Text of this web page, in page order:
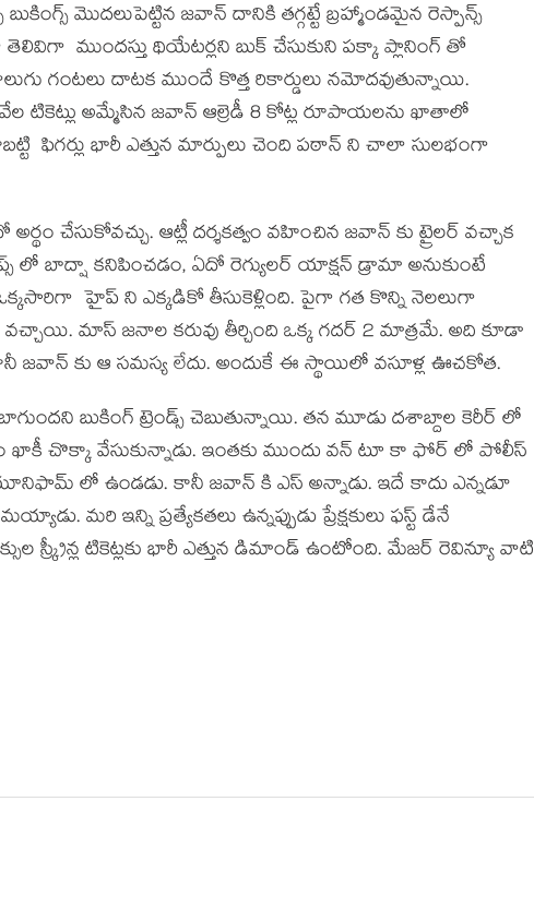
మొదలుపెట్టిన జవాన్ దానికి తగ్గట్టే బ్రహ్మాండమైన రెస్పాన్స్
ముందస్తు థియేటర్లని బుక్ చేసుకుని పక్కా ప్లానింగ్ తో
గంటలు దాటక ముందే కొత్త రికార్డులు నమోదవుతున్నాయి.
టికెట్లు అమ్మేసిన జవాన్ ఆల్రెడీ 8 కోట్ల రూపాయలను ఖాతాలో
ఫిగర్లు భారీ ఎత్తున మార్పులు చెంది పఠాన్ ని చాలా సులభంగా
చేసుకోవచ్చు. ఆట్లీ దర్శకత్వం వహించిన జవాన్ కు ట్రైలర్ వచ్చాక
కనిపించడం, ఏదో రెగ్యులర్ యాక్షన్ డ్రామా అనుకుంటే
హైప్ ని ఎక్కడికో తీసుకెళ్లింది. పైగా గత కొన్ని నెలలుగా
మాస్ జనాల కరువు తీర్చింది ఒక్క గదర్ 2 మాత్రమే. అది కూడా
కానీ జవాన్ కు ఆ సమస్య లేదు. అందుకే ఈ స్థాయిలో వసూళ్ల ఊచకోత.
బాగుందని బుకింగ్ ట్రెండ్స్ చెబుతున్నాయి. తన మూడు దశాబ్దాల కెరీర్ లో
చొక్కా వేసుకున్నాడు. ఇంతకు ముందు వన్ టూ కా ఫోర్ లో పోలీస్
లో ఉండడు. కానీ జవాన్ కి ఎస్ అన్నాడు. ఇదే కాదు ఎన్నడూ
మరి ఇన్ని ప్రత్యేకతలు ఉన్నప్పుడు ప్రేక్షకులు ఫస్ట్ డేనే
స్క్రీన్ల టికెట్లకు భారీ ఎత్తున డిమాండ్ ఉంటోంది. మేజర్ రెవిన్యూ వాటి